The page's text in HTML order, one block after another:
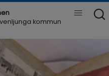
kommun